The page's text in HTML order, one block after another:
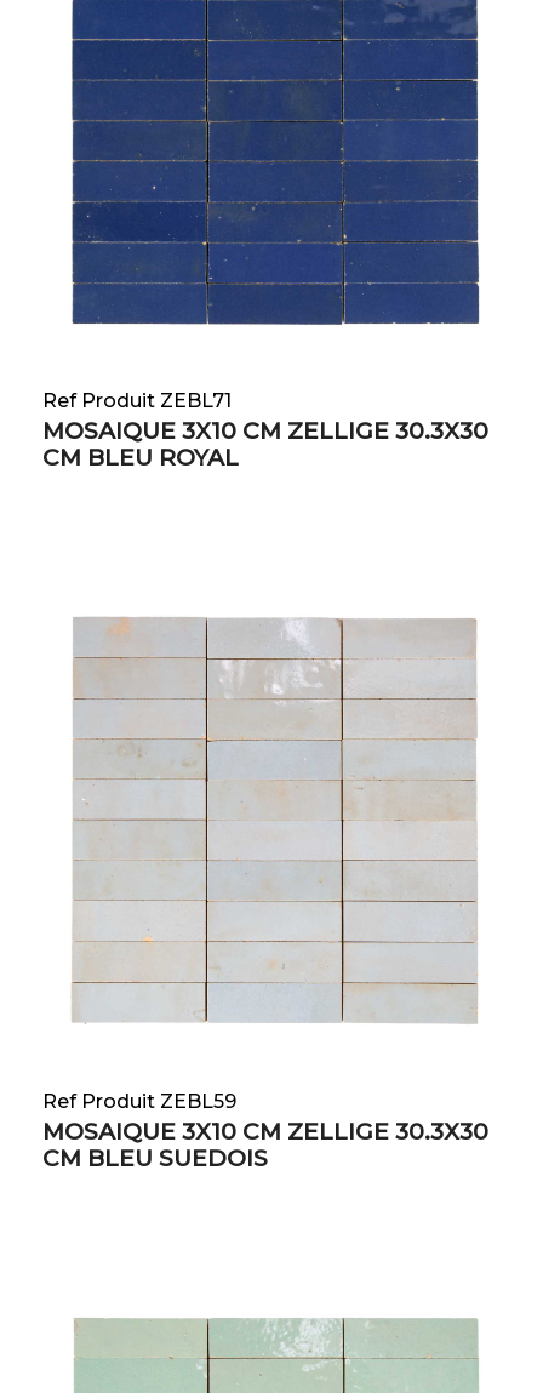
Ref Produit ZEBL71
MOSAIQUE 3X10 CM ZELLIGE 30.3X30
CM BLEU ROYAL
Ref Produit ZEBL59
MOSAIQUE 3X10 CM ZELLIGE 30.3X30
CM BLEU SUEDOIS